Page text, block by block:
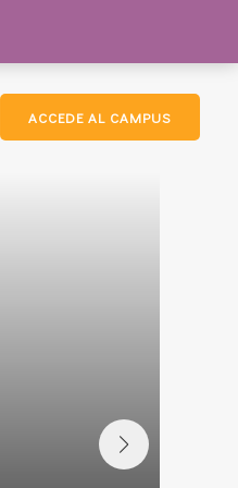
ACCEDE AL CAMPUS